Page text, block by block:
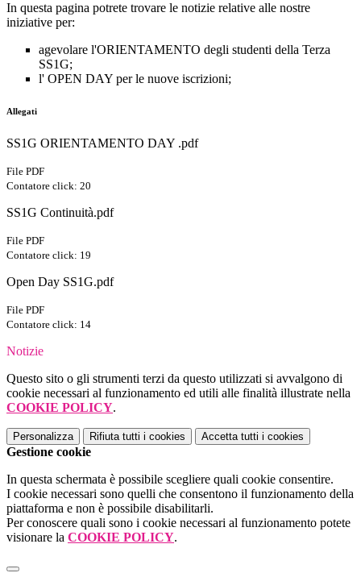
In questa pagina potrete trovare le notizie relative alle nostre
iniziative per:
agevolare l'ORIENTAMENTO degli studenti della Terza
SS1G;
l' OPEN DAY per le nuove iscrizioni;
Allegati
SS1G ORIENTAMENTO DAY .pdf
File PDF
Contatore click: 20
SS1G Continuità.pdf
File PDF
Contatore click: 19
Open Day SS1G.pdf
File PDF
Contatore click: 14
Notizie
Questo sito o gli strumenti terzi da questo utilizzati si avvalgono di
cookie necessari al funzionamento ed utili alle finalità illustrate nella
COOKIE POLICY.
Personalizza Rifiuta tutti i cookies Accetta tutti i cookies
Gestione cookie
In questa schermata è possibile scegliere quali cookie consentire.
I cookie necessari sono quelli che consentono il funzionamento della
piattaforma e non è possibile disabilitarli.
Per conoscere quali sono i cookie necessari al funzionamento potete
visionare la COOKIE POLICY.